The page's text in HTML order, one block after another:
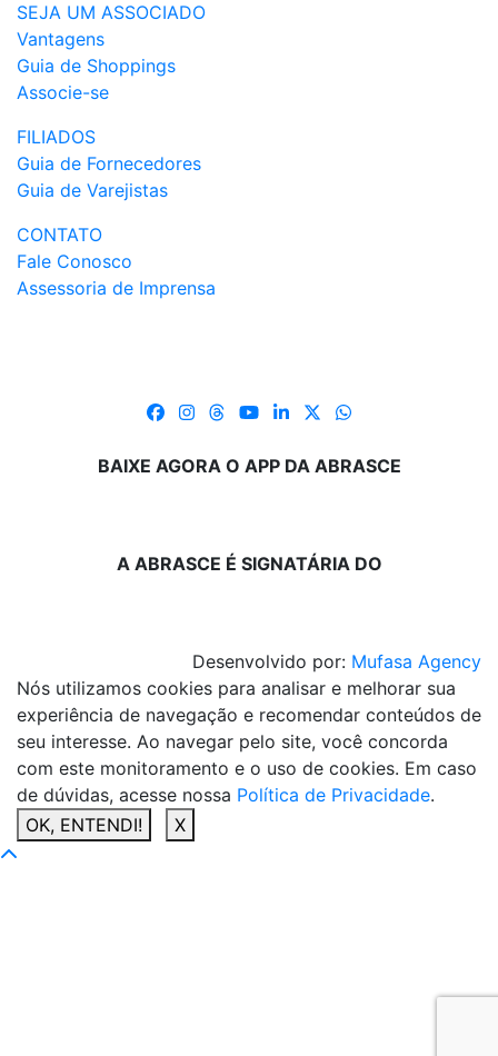
SEJA UM ASSOCIADO
Vantagens
Guia de Shoppings
Associe-se
FILIADOS
Guia de Fornecedores
Guia de Varejistas
CONTATO
Fale Conosco
Assessoria de Imprensa
BAIXE AGORA O APP DA ABRASCE
A ABRASCE É SIGNATÁRIA DO
Desenvolvido por: Mufasa Agency
Nós utilizamos cookies para analisar e melhorar sua
experiência de navegação e recomendar conteúdos de
seu interesse. Ao navegar pelo site, você concorda
com este monitoramento e o uso de cookies. Em caso
de dúvidas, acesse nossa Política de Privacidade.
OK, ENTENDI!
X